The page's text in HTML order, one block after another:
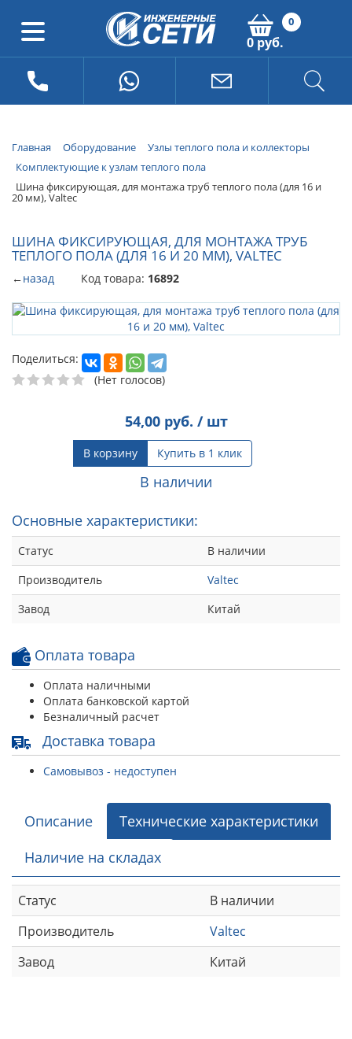
0
0 руб.
Главная Оборудование
Узлы теплого пола и коллекторы
Комплектующие к узлам теплого пола
Шина фиксирующая, для монтажа труб теплого пола (для 16 и
20 мм), Valtec
ШИНА ФИКСИРУЮЩАЯ, ДЛЯ МОНТАЖА ТРУБ
ТЕПЛОГО ПОЛА (ДЛЯ 16 И 20 ММ), VALTEC
←назад Код товара: 16892
Поделиться:
(Нет голосов)
54,00руб. / шт
В корзину Купить в 1 клик
В наличии
Основные характеристики:
Статус
В наличии
Производитель
Valtec
Завод
Китай
Оплата товара
Оплата наличными
Оплата банковской картой
Безналичный расчет
Доставка товара
Самовывоз - недоступен
Описание
Технические характеристики
Наличие на складах
Статус
В наличии
Производитель
Valtec
Завод
Китай